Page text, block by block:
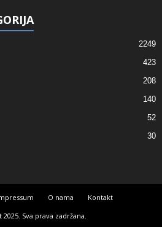
2249
423
208
140
52
30
O nama
Kontakt
Sva prava zadržana.